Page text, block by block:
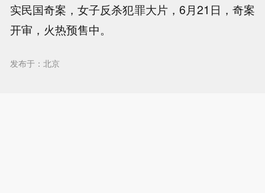
实民国奇案，女子反杀犯罪大片，6月21日，奇案
开审，火热预售中。
发布于：北京